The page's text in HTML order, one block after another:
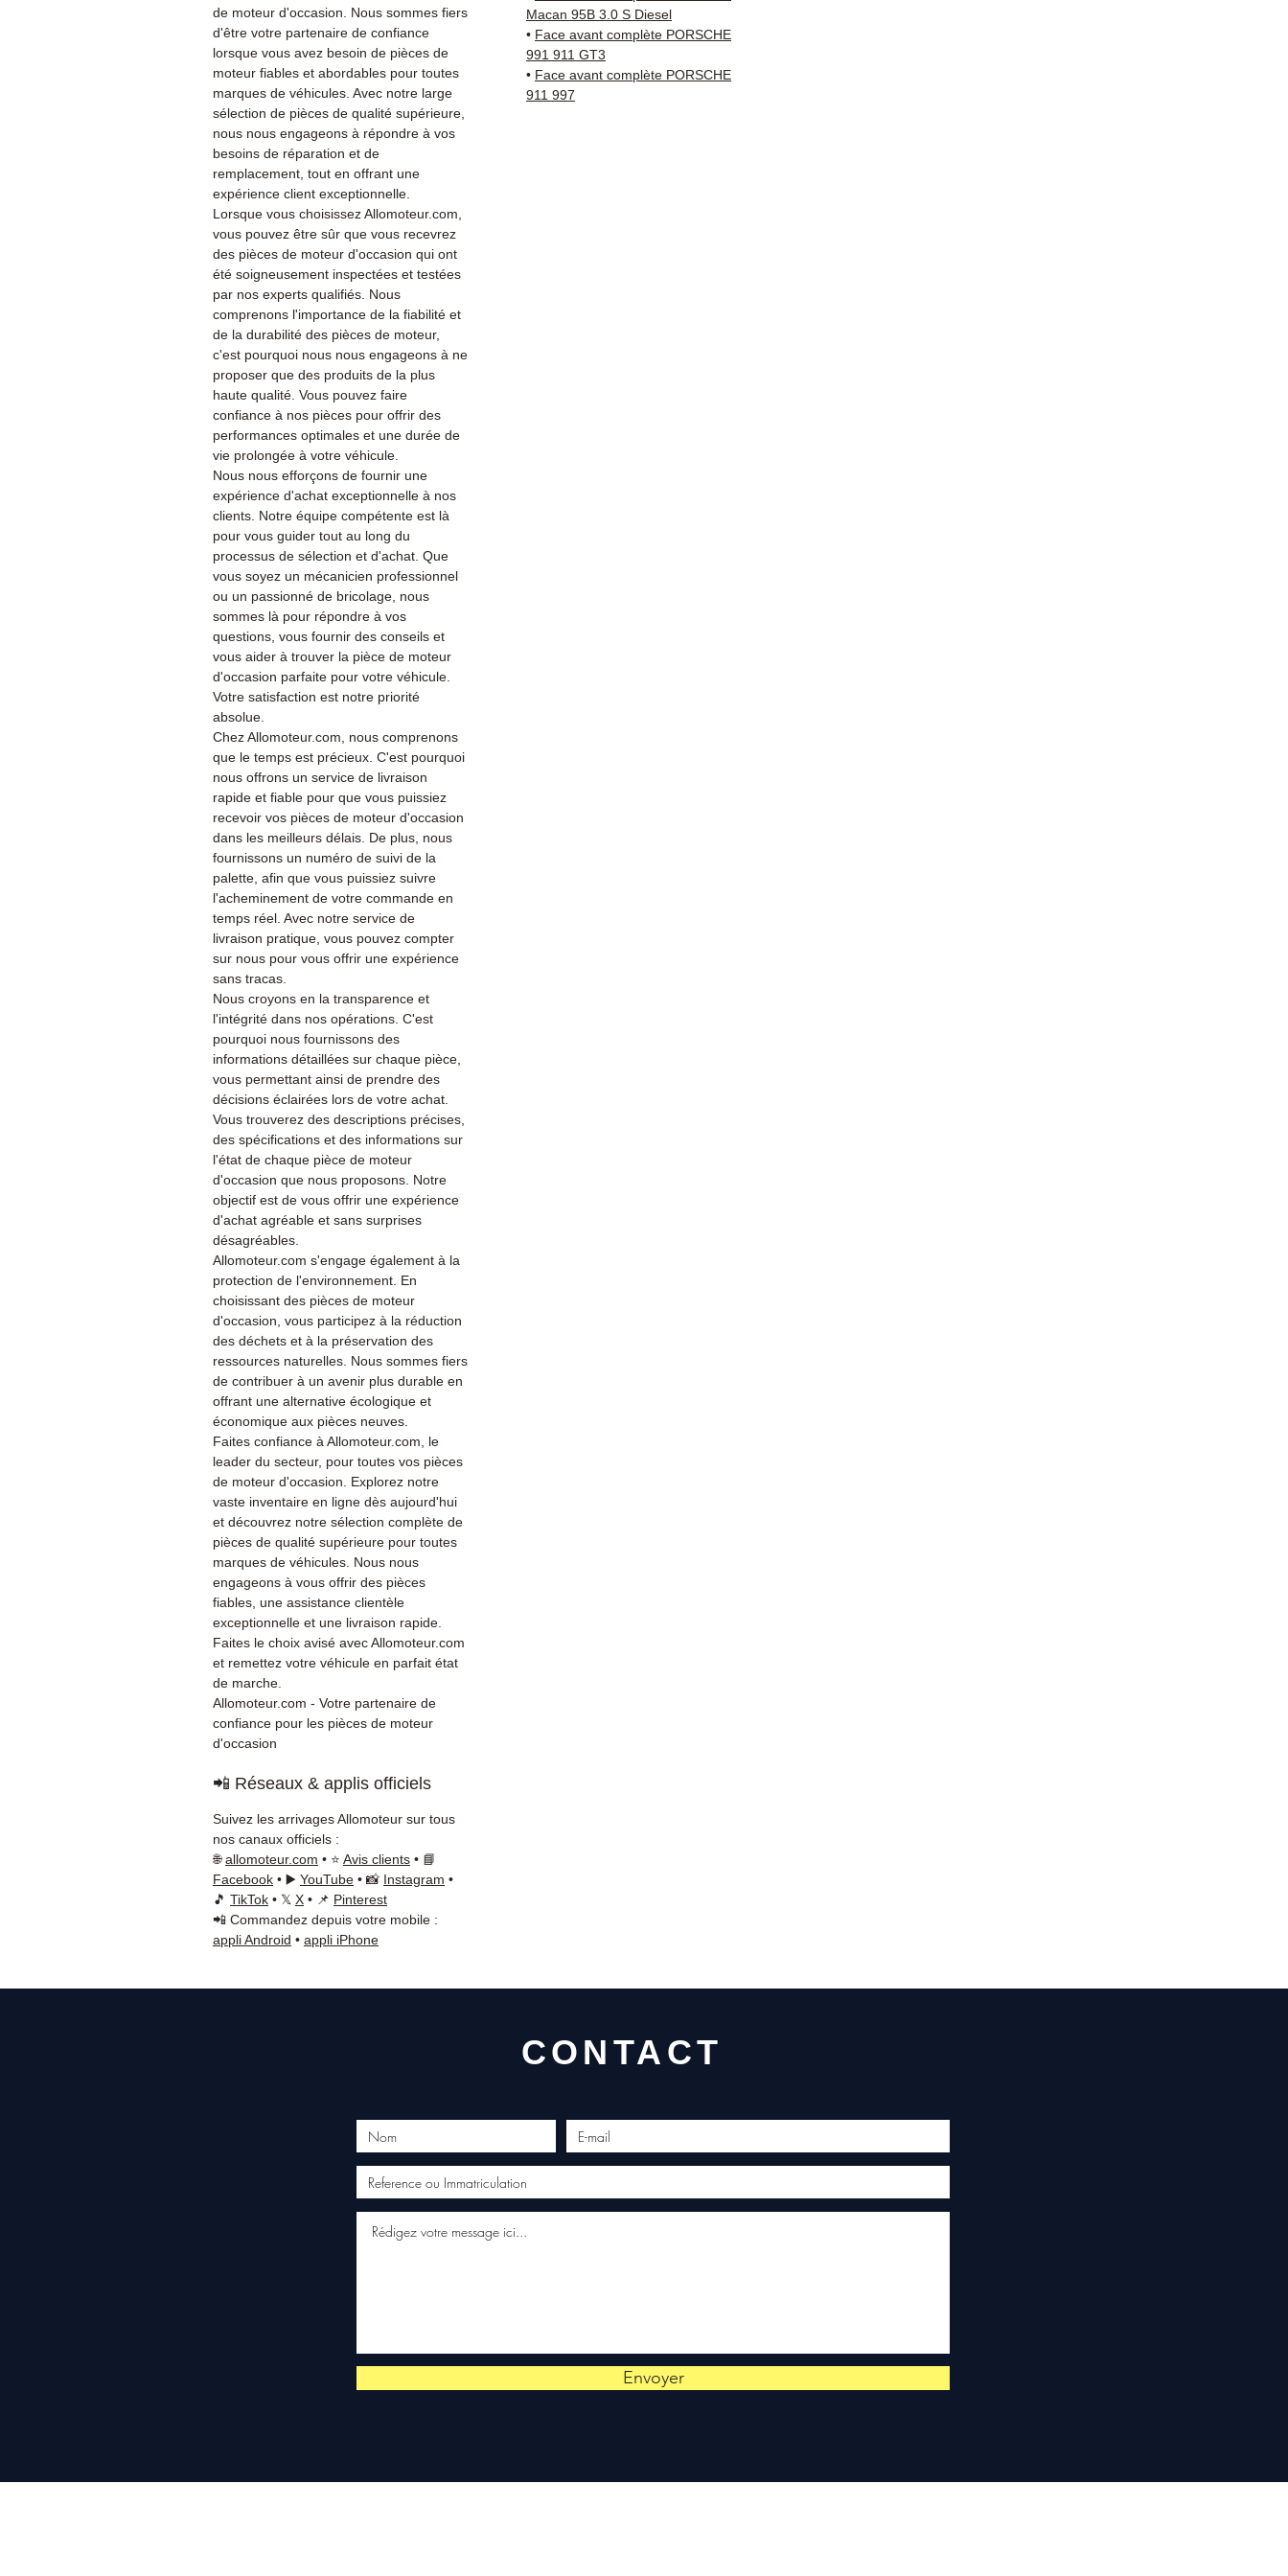
de moteur d'occasion. Nous sommes fiers
d'être votre partenaire de confiance
lorsque vous avez besoin de pièces de
moteur fiables et abordables pour toutes
marques de véhicules. Avec notre large
sélection de pièces de qualité supérieure,
nous nous engageons à répondre à vos
besoins de réparation et de
remplacement, tout en offrant une
expérience client exceptionnelle.
Lorsque vous choisissez Allomoteur.com,
vous pouvez être sûr que vous recevrez
des pièces de moteur d'occasion qui ont
été soigneusement inspectées et testées
par nos experts qualifiés. Nous
comprenons l'importance de la fiabilité et
de la durabilité des pièces de moteur,
c'est pourquoi nous nous engageons à ne
proposer que des produits de la plus
haute qualité. Vous pouvez faire
confiance à nos pièces pour offrir des
performances optimales et une durée de
vie prolongée à votre véhicule.
Nous nous efforçons de fournir une
expérience d'achat exceptionnelle à nos
clients. Notre équipe compétente est là
pour vous guider tout au long du
processus de sélection et d'achat. Que
vous soyez un mécanicien professionnel
ou un passionné de bricolage, nous
sommes là pour répondre à vos
questions, vous fournir des conseils et
vous aider à trouver la pièce de moteur
d'occasion parfaite pour votre véhicule.
Votre satisfaction est notre priorité
absolue.
Chez Allomoteur.com, nous comprenons
que le temps est précieux. C'est pourquoi
nous offrons un service de livraison
rapide et fiable pour que vous puissiez
recevoir vos pièces de moteur d'occasion
dans les meilleurs délais. De plus, nous
fournissons un numéro de suivi de la
palette, afin que vous puissiez suivre
l'acheminement de votre commande en
temps réel. Avec notre service de
livraison pratique, vous pouvez compter
sur nous pour vous offrir une expérience
sans tracas.
Nous croyons en la transparence et
l'intégrité dans nos opérations. C'est
pourquoi nous fournissons des
informations détaillées sur chaque pièce,
vous permettant ainsi de prendre des
décisions éclairées lors de votre achat.
Vous trouverez des descriptions précises,
des spécifications et des informations sur
l'état de chaque pièce de moteur
d'occasion que nous proposons. Notre
objectif est de vous offrir une expérience
d'achat agréable et sans surprises
désagréables.
Allomoteur.com s'engage également à la
protection de l'environnement. En
choisissant des pièces de moteur
d'occasion, vous participez à la réduction
des déchets et à la préservation des
ressources naturelles. Nous sommes fiers
de contribuer à un avenir plus durable en
offrant une alternative écologique et
économique aux pièces neuves.
Faites confiance à Allomoteur.com, le
leader du secteur, pour toutes vos pièces
de moteur d'occasion. Explorez notre
vaste inventaire en ligne dès aujourd'hui
et découvrez notre sélection complète de
pièces de qualité supérieure pour toutes
marques de véhicules. Nous nous
engageons à vous offrir des pièces
fiables, une assistance clientèle
exceptionnelle et une livraison rapide.
Faites le choix avisé avec Allomoteur.com
et remettez votre véhicule en parfait état
de marche.
Allomoteur.com - Votre partenaire de
confiance pour les pièces de moteur
d'occasion
Macan 95B 3.0 S Diesel
• Face avant complète PORSCHE
991 911 GT3
• Face avant complète PORSCHE
911 997
📲 Réseaux & applis officiels
Suivez les arrivages Allomoteur sur tous
nos canaux officiels :
🌐allomoteur.com • ⭐ Avis clients • 📘
Facebook • ▶️ YouTube • 📸 Instagram •
🎵 TikTok • 𝕏 X • 📌 Pinterest
📲 Commandez depuis votre mobile :
appli Android • appli iPhone
CONTACT
Envoyer